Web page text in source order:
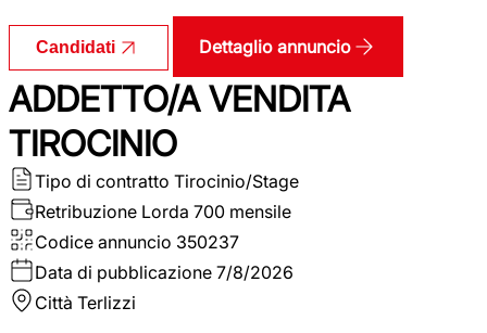
Candidati Dettaglio annuncio
ADDETTO/A VENDITA
TIROCINIO
Tipo di contratto Tirocinio/Stage
Retribuzione Lorda 700 mensile
Codice annuncio 350237
Data di pubblicazione 7/8/2026
Città Terlizzi